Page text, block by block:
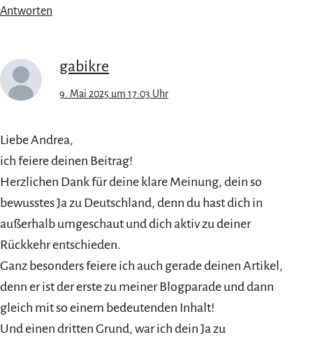
Antworten
gabikre
9. Mai 2025 um 17:03 Uhr
Liebe Andrea,
ich feiere deinen Beitrag!
Herzlichen Dank für deine klare Meinung, dein so
bewusstes Ja zu Deutschland, denn du hast dich in
außerhalb umgeschaut und dich aktiv zu deiner
Rückkehr entschieden.
Ganz besonders feiere ich auch gerade deinen Artikel,
denn er ist der erste zu meiner Blogparade und dann
gleich mit so einem bedeutenden Inhalt!
Und einen dritten Grund, war ich dein Ja zu